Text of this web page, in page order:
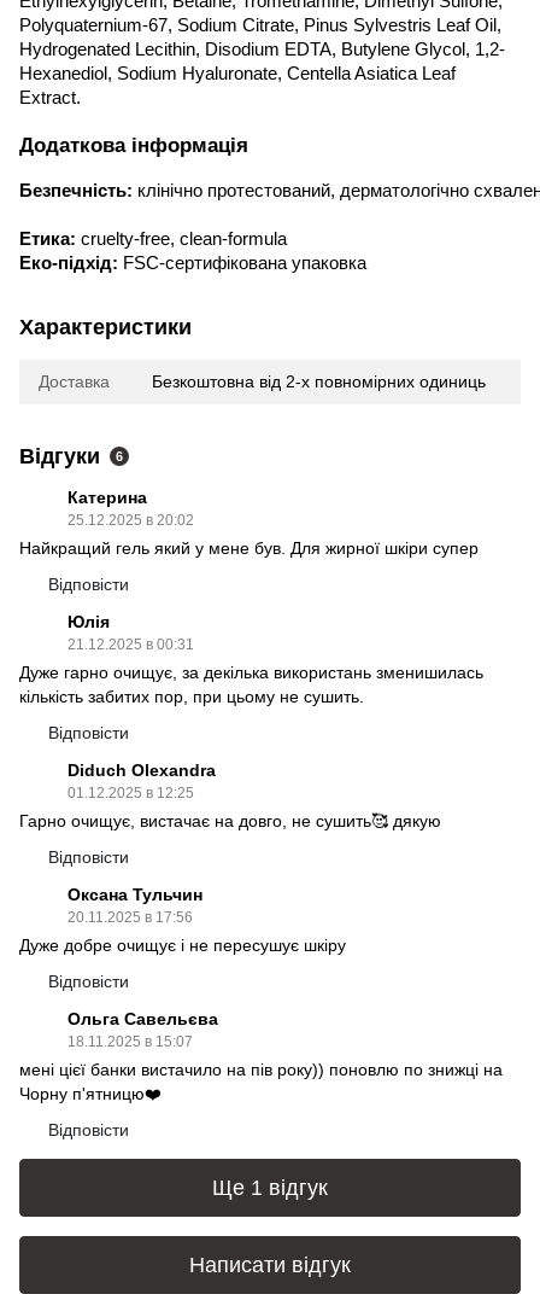
Polyquaternium-67, Sodium Citrate, Pinus Sylvestris Leaf Oil,
Hydrogenated Lecithin, Disodium EDTA, Butylene Glycol, 1,2-
Hexanediol, Sodium Hyaluronate, Centella Asiatica Leaf
Extract.
Додаткова інформація
Безпечність: клінічно протестований, дерматологічно
Етика: cruelty-free, clean-formula
Еко-підхід: FSC-сертифікована упаковка
Характеристики
Доставка Безкоштовна від 2-х повномірних одиниць
Відгуки 6
Катерина
25.12.2025 в 20:02
Найкращий гель який у мене був. Для жирної шкіри супер
Відповісти
Юлія
21.12.2025 в 00:31
Дуже гарно очищує, за декілька використань зменишилась
кількість забитих пор, при цьому не сушить.
Відповісти
Diduch Olexandra
01.12.2025 в 12:25
Гарно очищує, вистачає на довго, не сушить🥰 дякую
Відповісти
Оксана Тульчин
20.11.2025 в 17:56
Дуже добре очищує і не пересушує шкіру
Відповісти
Ольга Савельєва
18.11.2025 в 15:07
мені цієї банки вистачило на пів року)) поновлю по знижці на
Чорну п'ятницю❤️
Відповісти
Ще 1 відгук
Написати відгук